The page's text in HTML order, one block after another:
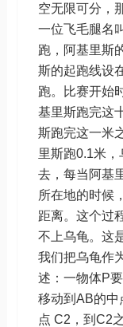
空无限可分，
一位飞毛腿名
跑，阿基里斯
斯的起跑线设
跑。比赛开始
基里斯跑完这
斯跑完这一米
里斯跑0.1米
去，每当阿基
所在地的时候
距离。这个过
不上乌龟。这
我们把乌龟作
述：一物体P
移动到AB的中
点 C2，到C2